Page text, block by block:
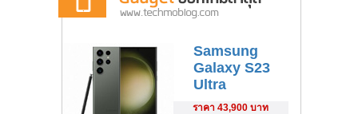
Samsung
Galaxy S23
Ultra
ราคา 43,900 บาท